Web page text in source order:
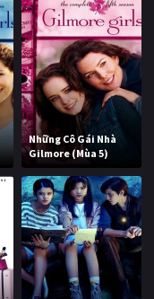
Những Cô Gái Nhà
Gilmore (Mùa 5)